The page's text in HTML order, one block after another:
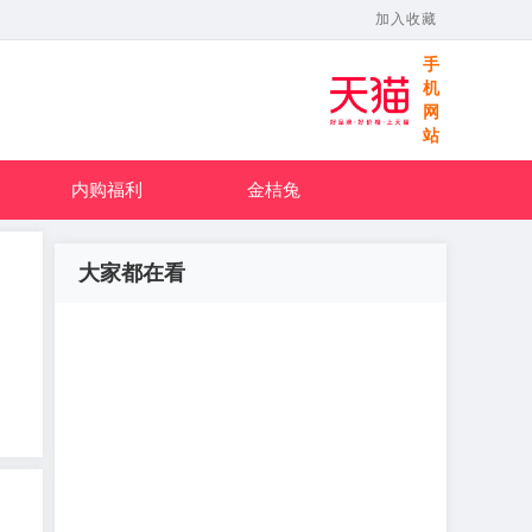
加入收藏
手
机
网
站
内购福利 金桔兔
大家都在看